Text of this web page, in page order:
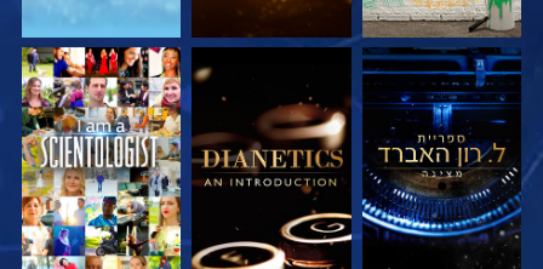
בדוק את הסדרה בדוק את הסדרה צפה